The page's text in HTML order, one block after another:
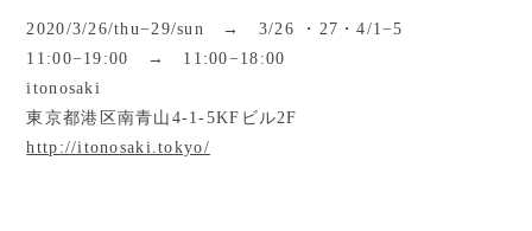
2020/3/26/thu−29/sun → 3/26 ・27・4/1−5
11:00−19:00 → 11:00−18:00
itonosaki
東京都港区南青山4-1-5KFビル2F
http://itonosaki.tokyo/